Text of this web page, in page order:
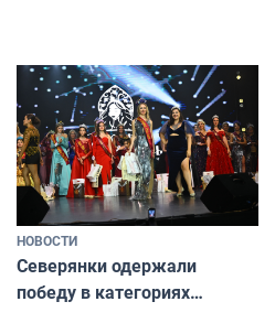
НОВОСТИ
Северянки одержали
победу в категориях